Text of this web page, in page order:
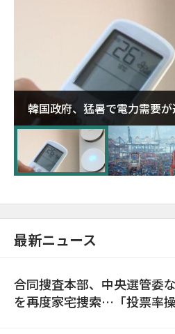
韓国政府、猛暑で電力需要
に需給対応体制を点検
最新ニュース
合同捜査本部、中央選管委
を再度家宅捜索…「投票率